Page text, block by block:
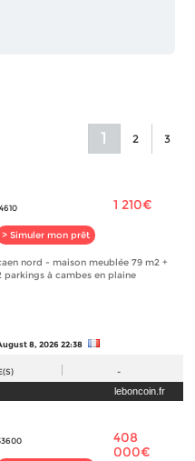
1 2 3
> Simuler mon prêt
1 210€
nord - maison meublée 79 m2 +
parkings à cambes en plaine
8, 2026 22:38
-
leboncoin.fr
408
000€